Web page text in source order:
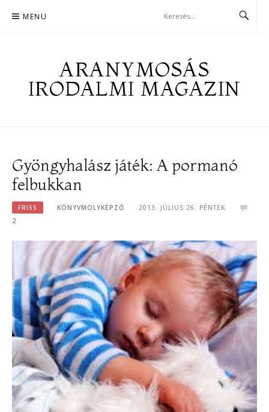
MENU
ARANYMOSÁS
IRODALMI MAGAZIN
Gyöngyhalász játék: A pormanó
felbukkan
FRISS KÖNYVMOLYKÉPZŐ
2013. JÚLIUS 26. PÉNTEK
2